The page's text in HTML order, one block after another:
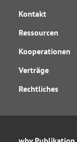
Kontakt
Ressourcen
Kooperationen
Verträge
Rechtliches